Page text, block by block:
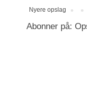
Nyere opslag
Abonner på: